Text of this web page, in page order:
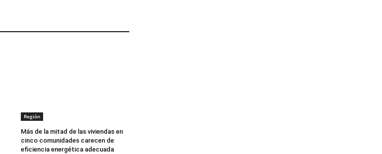
Región
Más de la mitad de las viviendas en
cinco comunidades carecen de
eficiencia energética adecuada